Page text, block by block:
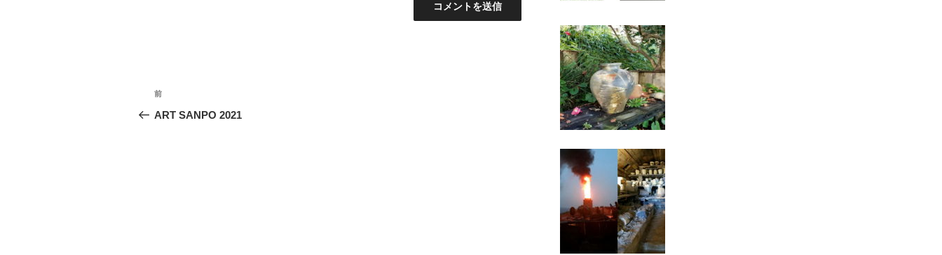
投
稿
前
の
前
ART SANPO 2021